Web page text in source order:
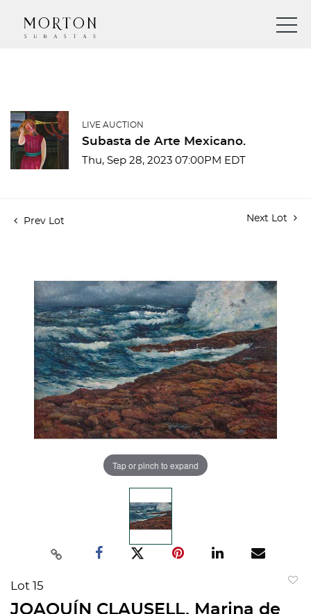
LIVE AUCTION
Subasta de Arte Mexicano.
Thu, Sep 28, 2023 07:00PM EDT
Prev Lot Next Lot
Tap or pinch to expand
Lot 15
JOAQUÍN CLAUSELL, Marina de